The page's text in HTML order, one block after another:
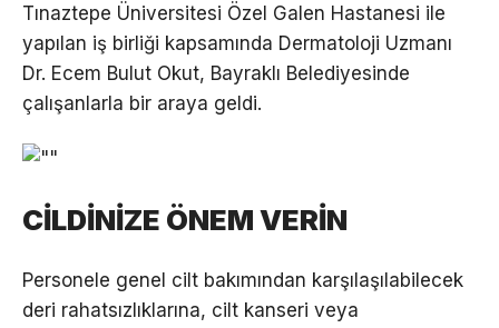
Tınaztepe Üniversitesi Özel Galen Hastanesi ile
yapılan iş birliği kapsamında Dermatoloji Uzmanı
Dr. Ecem Bulut Okut, Bayraklı Belediyesinde
çalışanlarla bir araya geldi.
CİLDİNİZE ÖNEM VERİN
Personele genel cilt bakımından karşılaşılabilecek
deri rahatsızlıklarına, cilt kanseri veya